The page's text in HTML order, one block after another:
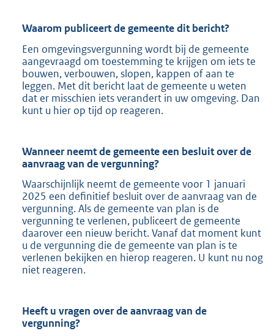
Waarom publiceert de gemeente dit bericht?
Een omgevingsvergunning wordt bij de gemeente
aangevraagd om toestemming te krijgen om iets te
bouwen, verbouwen, slopen, kappen of aan te
leggen. Met dit bericht laat de gemeente u weten
dat er misschien iets verandert in uw omgeving. Dan
kunt u hier op tijd op reageren.
Wanneer neemt de gemeente een besluit over de
aanvraag van de vergunning?
Waarschijnlijk neemt de gemeente voor 1 januari
2025 een definitief besluit over de aanvraag van de
vergunning. Als de gemeente van plan is de
vergunning te verlenen, publiceert de gemeente
daarover een nieuw bericht. Vanaf dat moment kunt
u de vergunning die de gemeente van plan is te
verlenen bekijken en hierop reageren. U kunt nu nog
niet reageren.
Heeft u vragen over de aanvraag van de
vergunning?